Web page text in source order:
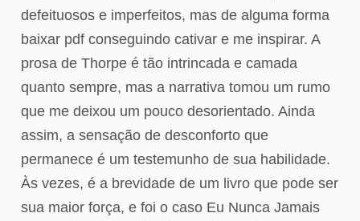
defeituosos e imperfeitos, mas de alguma forma
baixar pdf conseguindo cativar e me inspirar. A
prosa de Thorpe é tão intrincada e camada
quanto sempre, mas a narrativa tomou um rumo
que me deixou um pouco desorientado. Ainda
assim, a sensação de desconforto que
permanece é um testemunho de sua habilidade.
Às vezes, é a brevidade de um livro que pode ser
sua maior força, e foi o caso Eu Nunca Jamais